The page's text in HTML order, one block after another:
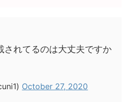
されてるのは大丈夫ですか
October 27, 2020